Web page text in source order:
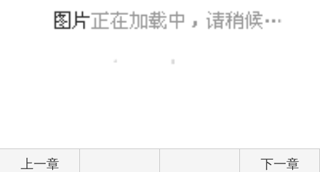
上一章 下一章